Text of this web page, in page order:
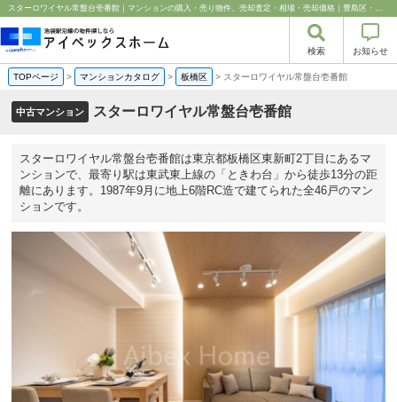
スターロワイヤル常盤台壱番館｜マンションの購入・売り物件、売却査定・相場・売却価格｜豊島区・中野区・新宿区の中古マンション・リノベーション情報なら池袋のアイベックスホーム！
検索 お知らせ
TOPページ > マンションカタログ > 板橋区 > スターロワイヤル常盤台壱番館
中古マンション スターロワイヤル常盤台壱番館
スターロワイヤル常盤台壱番館は東京都板橋区東新町2丁目にあるマ
ンションで、最寄り駅は東武東上線の「ときわ台」から徒歩13分の距
離にあります。1987年9月に地上6階RC造で建てられた全46戸のマン
ションです。